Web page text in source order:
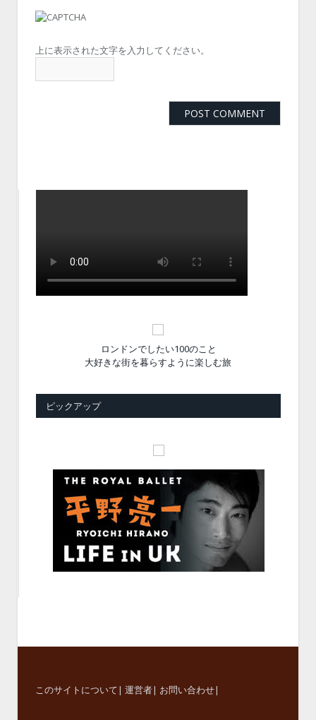
上に表示された文字を入力してください。
ロンドンでしたい100のこと
大好きな街を暮らすように楽しむ旅
ピックアップ
このサイトについて| 運営者| お問い合わせ|